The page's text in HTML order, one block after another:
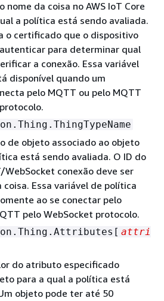
nome da coisa no AWS IoT Core
a política está sendo avaliada.
o certificado que o dispositivo
para determinar qual
a conexão. Essa variável
disponível quando um
pelo MQTT ou pelo MQTT
de objeto associado ao objeto
está sendo avaliada. O ID do
conexão deve ser
coisa. Essa variável de política
ao se conectar pelo
pelo WebSocket protocolo.
attri
do atributo especificado
para a qual a política está
objeto pode ter até 50